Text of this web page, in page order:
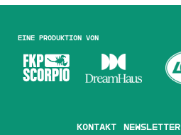
Eine Produktion von
Kontakt Newsletter